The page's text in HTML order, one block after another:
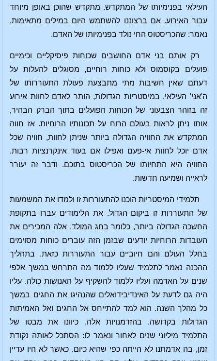
העילאי בפנימיותו של המתקדש. מתקדש שהוכן באופן מיוחד
עבור האירוע. אם ברצוננו להשתמש היום במילים מתאימות,
נאמר: שהכריסטוס החי נולד בפנימיותו של האדם.
רק אותם בני אדם החושבים שכוחות פיסיקליים וכימיים
פועלים בקוסמוס ולא כוחות רוחיים, מסוגלים להעלות על
דעתם שאין חשיבות מתי מתבצעת פעולת התעוררותו של
ה'אני' העילאי. במיסטריות הגדולות, הותר לאדם לחוות אירוע
זה בזוהר הצבעוני של הכוחות הפועלים בתוך הברק הבהיר,
אותו ניתן לראות בעולם הרוח על תכונותיו הרוחיות. אז חווה
המתקדש את החוויה הגדולה ביותר שניתן לחוות, חוויה שכל
אדם יוכל לחוות אי-פעם ואפילו אם בעוד אינקרנציות רבות.
החוויה היא התחיותו של הכריסטוס בתוכם. ודבר זה יעורר
לראייה ושמיעה חדשות.
תלמידי המיסטריות הוכנו להתעוררות זו ולמדו את המשמעות
של התעוררות זו ביקום הגדול. את הלימודים עברו בתקופת
החשכה הגדולה ביותר, כלומר בחג המולד. אלה המכירים את
העובדות הרוחיות יודעים שבזמן הזה עוברים כוחות מסוימים
בחלל העולם והם חיוביים עבור התעוררות כזאת. בתהליך
ההכנה נאמר לתלמיד שעליו ללמוד מה התרחש במשך אלפי
שנים על האדמה ועליו ללמוד להשקיף על האנושות כולה. עליו
היה גם לדעת על האינדיבידואלים שהנהיגו את החגים במשך
כל מהלך השנה. הוא למד להתייחס אל החגים ואל האמיתות
הגדולות בקדושה. בהזדמנויות אלה, כיוונו את מבטו של
התלמיד מיליוני שנים לאחור ונאמר לו: הסתכל לאותה נקודת
זמן, בה אדמתנו לא הייתה כפי שהיא כיום. כאשר לא היו עדיין